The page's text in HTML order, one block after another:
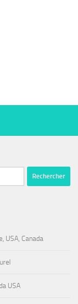
USA, Canada
USA